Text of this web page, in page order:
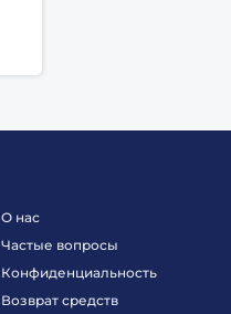
О нас
Частые вопросы
Конфиденциальность
Возврат средств